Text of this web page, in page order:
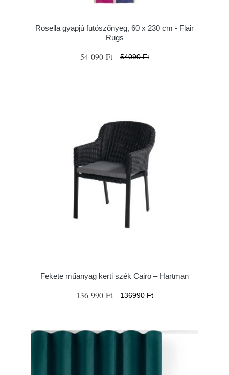
Rosella gyapjú futószőnyeg, 60 x 230 cm - Flair
Rugs
54 090 Ft 54090 Ft
Fekete műanyag kerti szék Cairo – Hartman
136 990 Ft 136990 Ft